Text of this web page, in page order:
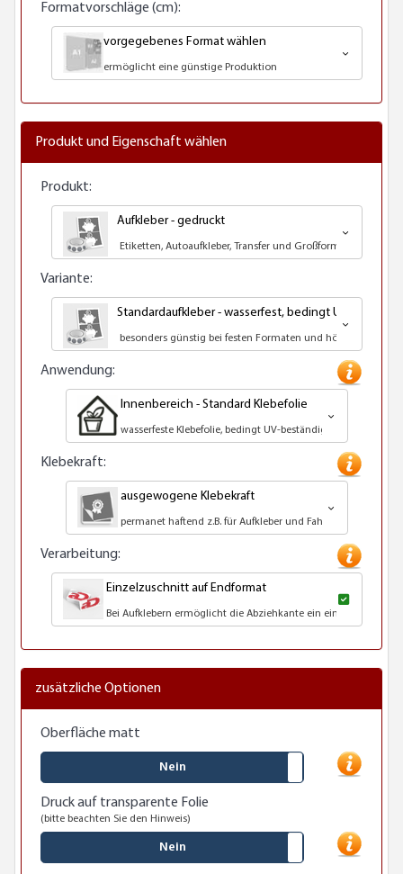
Formatvorschläge (cm):
vorgegebenes Format wählen
ermöglicht eine günstige Produktion
Produkt und Eigenschaft wählen
Produkt:
Aufkleber - gedruckt
Etiketten, Autoaufkleber, Transfer und Großformatdruck
Variante:
Standardaufkleber - wasserfest, bedingt UV-
besonders günstig bei festen Formaten und höheren
Anwendung:
Innenbereich - Standard Klebefolie
wasserfeste Klebefolie, bedingt UV-beständig
Klebekraft:
ausgewogene Klebekraft
permanet haftend z.B. für Aufkleber und Fahrzeuge
Verarbeitung:
Einzelzuschnitt auf Endformat
zusätzliche Optionen
Oberfläche matt
Nein
Druck auf transparente Folie
(bitte beachten Sie den Hinweis)
Nein